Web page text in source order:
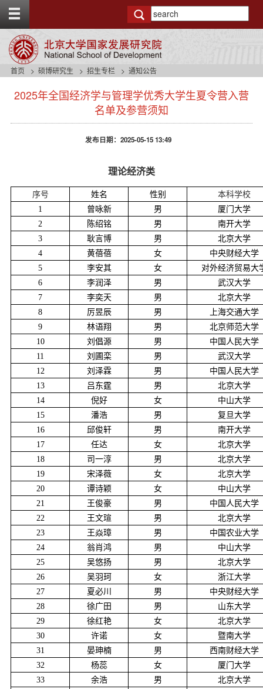
g
t
首页 硕博研究生 招生专栏 通知公告
2025年全国经济学与管理学优秀大学生夏令营入营
名单及参营须知
发布日期：2025-05-15 13:49
理论经济类
序号 姓名 性别
本科学校
1
曾咏新 男
厦门大学
2
陈绍铭 男
南开大学
3
耿言博 男
北京大学
4
黄蓓蓓 女
中央财经大学
5
李安其 女
对外经济贸易大
6
李润泽 男
武汉大学
7
李奕天 男
北京大学
8
厉昱辰 男
上海交通大学
9
林语翔 男
北京师范大学
10
刘倡源 男
中国人民大学
11
刘圃栾 男
武汉大学
12
刘泽霖 男
中国人民大学
13
吕东霆 男
北京大学
14
倪好 女
中山大学
15
潘浩 男
复旦大学
16
邱俊轩 男
南开大学
17
任达 女
北京大学
18
司一淳 男
北京大学
19
宋泽薇 女
北京大学
20
谭诗颖 女
中山大学
21
王俊豪 男
中国人民大学
22
王文瑄 男
北京大学
23
王焱璋 男
中国农业大学
24
翁肖鸿 男
中山大学
25
吴悠扬 男
北京大学
26
吴羽珂 女
浙江大学
27
夏必川 男
中央财经大学
28
徐广田 男
山东大学
29
徐红艳 女
北京大学
30
许诺 女
暨南大学
31
晏珅楠 男
西南财经大学
32
杨蕊 女
厦门大学
33
余浩 男
北京大学